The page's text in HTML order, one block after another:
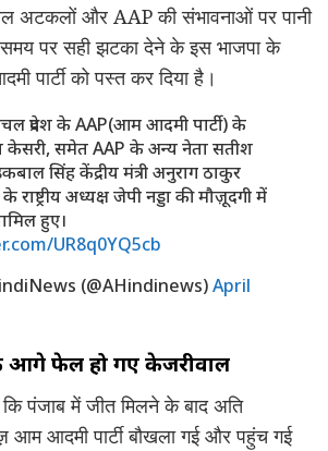
अटकलों और AAP की संभावनाओं पर पानी
समय पर सही झटका देने के इस भाजपा के
पार्टी को पस्त कर दिया है।
प्रदेश के AAP(आम आदमी पार्टी) के
केसरी, समेत AAP के अन्य नेता सतीश
सिंह केंद्रीय मंत्री अनुराग ठाकुर
अध्यक्ष जेपी नड्डा की मौज़ूदगी में
हुए।
UR8q0YQ5cb
(@AHindinews)April
आगे फेल हो गए केजरीवाल
कि पंजाब में जीत मिलने के बाद अति
आम आदमी पार्टी बौखला गई और पहुंच गई